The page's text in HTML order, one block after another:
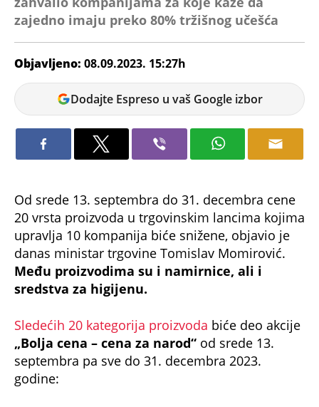
zajedno imaju preko 80% tržišnog učešća
Objavljeno: 08.09.2023. 15:27h
Marina
Letic
Dodajte Espreso u vaš Google izbor
20 vrsta proizvoda u trgovinskim lancima kojima
upravlja 10 kompanija biće snižene, objavio je
danas ministar trgovine Tomislav Momirović.
Među proizvodima su i namirnice, ali i
sredstva za higijenu.
„Bolja cena – cena za narod“od srede 13.
septembra pa sve do 31. decembra 2023.
godine: